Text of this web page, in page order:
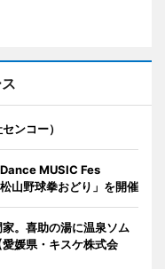
ンコー）
MUSIC Fes
山野球拳おどり」を開催
。喜助の湯に温泉ソム
媛県・キスケ株式会